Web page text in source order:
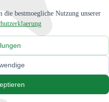
bestmoegliche Nutzung unserer